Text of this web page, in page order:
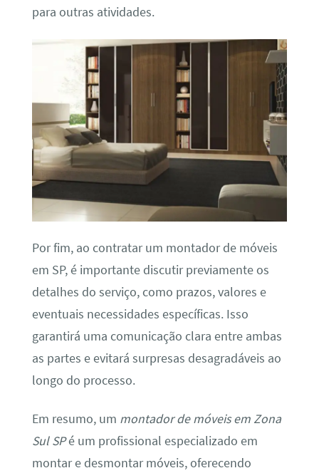
para outras atividades.
Por fim, ao contratar um montador de móveis
em SP, é importante discutir previamente os
detalhes do serviço, como prazos, valores e
eventuais necessidades específicas. Isso
garantirá uma comunicação clara entre ambas
as partes e evitará surpresas desagradáveis ao
longo do processo.
Em resumo, um montador de móveis em Zona
Sul SPé um profissional especializado em
montar e desmontar móveis, oferecendo